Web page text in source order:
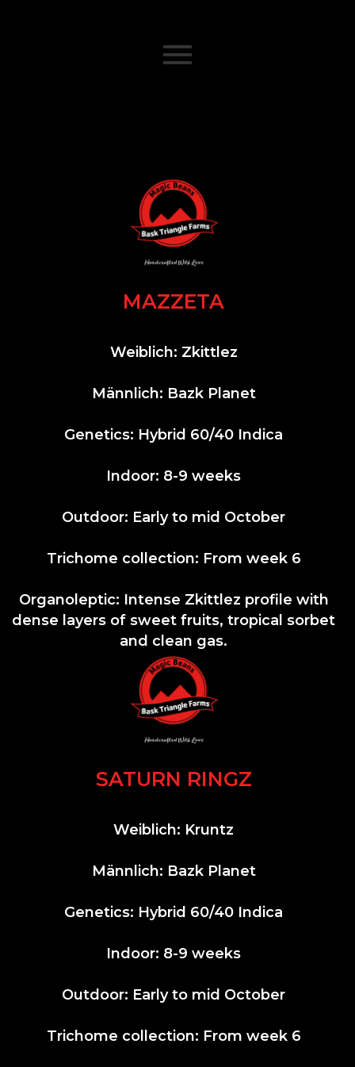
MAZZETA
Weiblich: Zkittlez
Männlich: Bazk Planet
Genetics: Hybrid 60/40 Indica
Indoor: 8-9 weeks
Outdoor: Early to mid October
Trichome collection: From week 6
Organoleptic: Intense Zkittlez profile with
dense layers of sweet fruits, tropical sorbet
and clean gas.
SATURN RINGZ
Weiblich: Kruntz
Männlich: Bazk Planet
Genetics: Hybrid 60/40 Indica
Indoor: 8-9 weeks
Outdoor: Early to mid October
Trichome collection: From week 6